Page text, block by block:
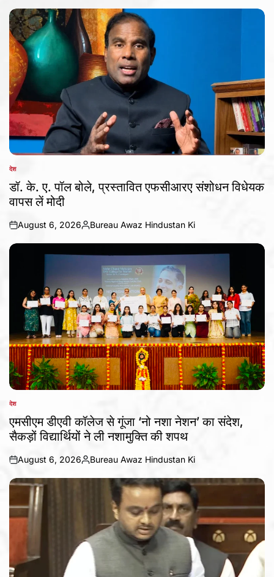
POSTED
देश
डॉ. के. ए. पॉल बोले, प्रस्तावित एफसीआरए संशोधन विधेयक
वापस लें मोदी
on
August 6, 2026
Posted
by
Bureau Awaz Hindustan Ki
POSTED
देश
एमसीएम डीएवी कॉलेज से गूंजा ‘नो नशा नेशन’ का संदेश,
सैकड़ों विद्यार्थियों ने ली नशामुक्ति की शपथ
on
August 6, 2026
Posted
by
Bureau Awaz Hindustan Ki